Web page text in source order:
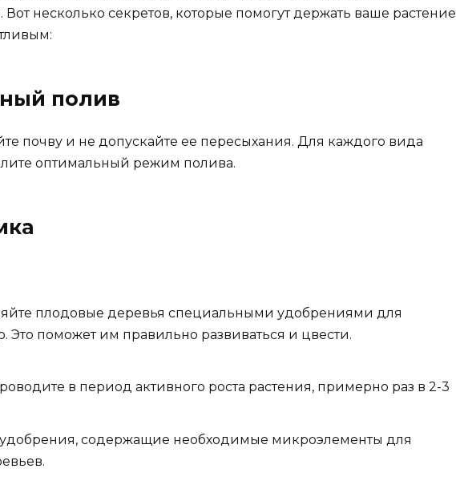
несколько секретов, которые помогут держать ваше растение
полив
почву и не допускайте ее пересыхания. Для каждого вида
оптимальный режим полива.
плодовые деревья специальными удобрениями для
Это поможет им правильно развиваться и цвести.
в период активного роста растения, примерно раз в 2-3
удобрения, содержащие необходимые микроэлементы для